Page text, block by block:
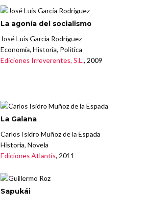
La agonía del socialismo
José Luis García Rodríguez
Economía, Historia, Política
Ediciones Irreverentes, S.L., 2009
La Galana
Carlos Isidro Muñoz de la Espada
Historia, Novela
Ediciones Atlantis, 2011
Sapukái